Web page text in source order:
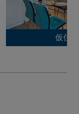
仮住